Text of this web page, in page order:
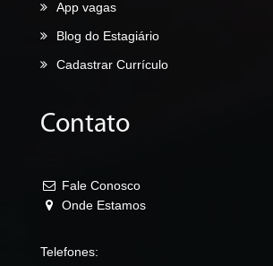
App vagas
Blog do Estagiário
Cadastrar Currículo
Contato
Fale Conosco
Onde Estamos
Telefones: